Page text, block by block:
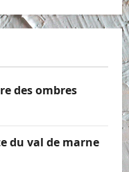
des ombres
du val de marne